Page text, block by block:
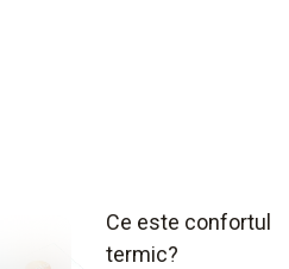
Ce este confortul
termic?